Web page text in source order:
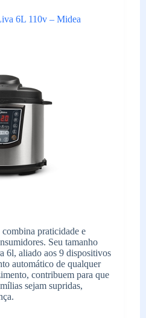
6L 110v – Midea
combina praticidade e
Seu tamanho
6l, aliado aos 9 dispositivos
automático de qualquer
contribuem para que
sejam supridas,